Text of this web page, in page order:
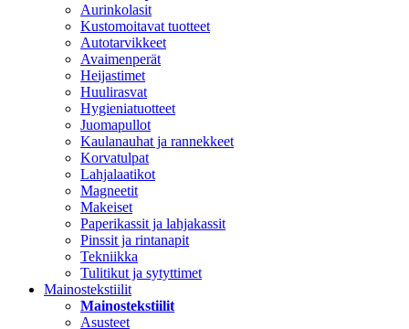
Aurinkolasit
Kustomoitavat tuotteet
Autotarvikkeet
Avaimenperät
Heijastimet
Huulirasvat
Hygieniatuotteet
Juomapullot
Kaulanauhat ja rannekkeet
Korvatulpat
Lahjalaatikot
Magneetit
Makeiset
Paperikassit ja lahjakassit
Pinssit ja rintanapit
Tekniikka
Tulitikut ja sytyttimet
Mainostekstiilit
Mainostekstiilit
Asusteet